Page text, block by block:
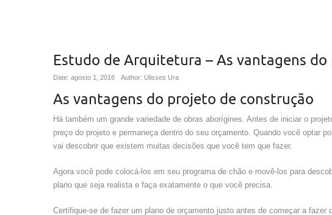
Estudo de Arquitetura – As vantagens
Date: agosto 1, 2016 Author: Ulisses Ura
As vantagens do projeto de construção
Há também um grande variedade de obras aborígines. Antes de iniciar o
preço do projeto e permaneça dentro do seu orçamento. Quando você optar
vai descobrir que existem muitas decisões que você tem que fazer.
Agora você pode colocá-los em seu programa de chão e movê-los para
plano que seja realista e faça exatamente o que você precisa.
Certifique-se de fazer um plano de orçamento justo antes de começar a